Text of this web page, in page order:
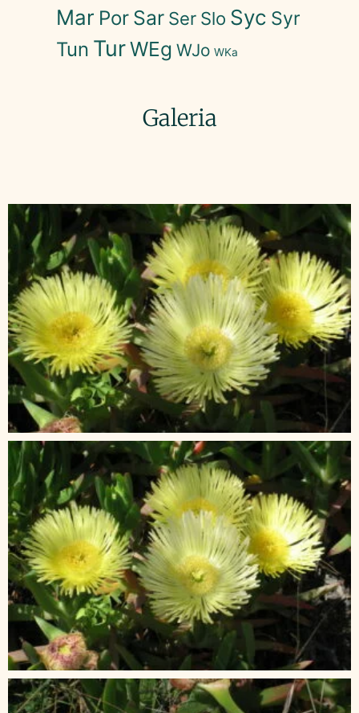
Mar Por Sar Ser Slo Syc Syr
Tun TurWEg WJo WKa
Galeria